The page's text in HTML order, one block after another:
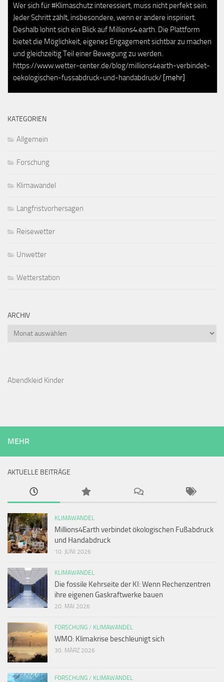
Wer sich für #Klimaschutz interessiert, muss nicht perfekt sein.
Jeder Schritt zählt, insbesondere, wenn er andere inspiriert.
Deshalb lohnt sich ein Blick auf Millions4.earth. Die Plattform
bietet die Möglichkeit, eigenes Engagement sichtbar zu machen
und gleichzeitig Teil einer Bewegung zu werden.
https://www.wetter-center.de/blog/millions4earth-verbindet-
oekologischen-fussabdruck-und-handabdruck/ [mehr]
KATEGORIEN
Allgemein
Forschung
Klimawandel
Langfristvorhersagen
Reisewetter
Unwetter
Wetterstation
ARCHIV
Archiv
Abendkleid Kinder
MEHR
AKTUELLE BEITRÄGE
KLIMAWANDEL
Millions4Earth verbindet ökologischen Fußabdruck
und Handabdruck
10. JUNI 2026
KLIMAWANDEL
Die fossile Kehrseite der KI: Wenn Rechenzentren
ihre eigenen Gaskraftwerke bauen
20. MAI 2026
FORSCHUNG / KLIMAWANDEL
WMO: Klimakrise beschleunigt sich
30. MÄRZ 2026
FORSCHUNG / KLIMAWANDEL